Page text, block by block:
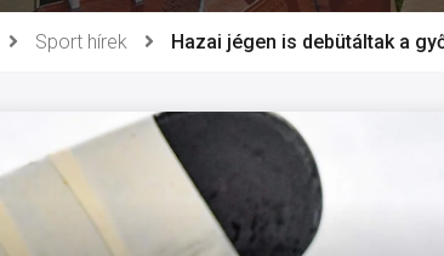
Sport hírek Hazai jégen is debütáltak a